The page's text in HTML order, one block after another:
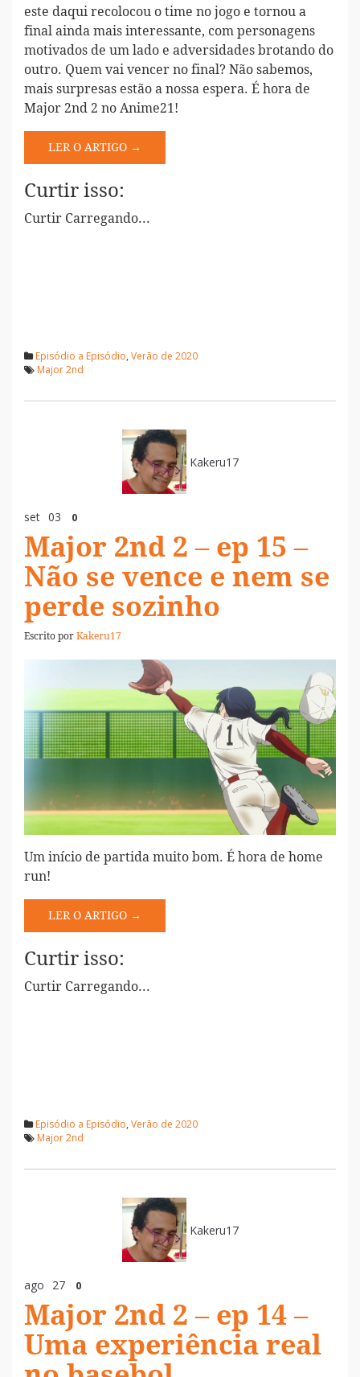
este daqui recolocou o time no jogo e tornou a
final ainda mais interessante, com personagens
motivados de um lado e adversidades brotando do
outro. Quem vai vencer no final? Não sabemos,
mais surpresas estão a nossa espera. É hora de
Major 2nd 2 no Anime21!
LER O ARTIGO →
Curtir isso:
Curtir Carregando...
Episódio a Episódio, Verão de 2020
Major 2nd
Kakeru17
set 03 0
Major 2nd 2 – ep 15 –
Não se vence e nem se
perde sozinho
Escrito porKakeru17
Um início de partida muito bom. É hora de home
run!
LER O ARTIGO →
Curtir isso:
Curtir Carregando...
Episódio a Episódio, Verão de 2020
Major 2nd
Kakeru17
ago 27 0
Major 2nd 2 – ep 14 –
Uma experiência real